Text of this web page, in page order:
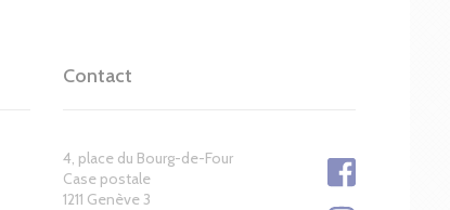
Contact
4, place du Bourg-de-Four
Case postale
1211 Genève 3